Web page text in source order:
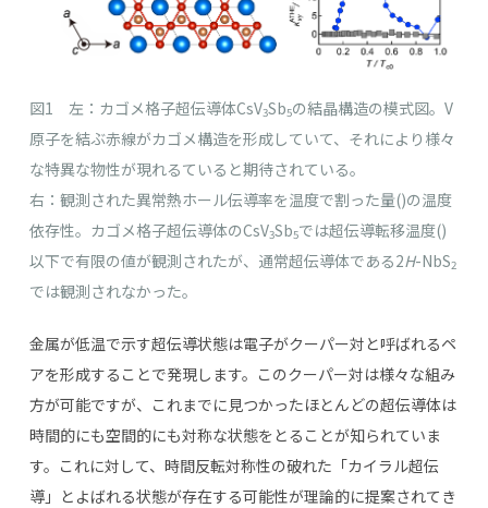
図1 左：カゴメ格子超伝導体CsV3Sb5の結晶構造の模式図。V
原子を結ぶ赤線がカゴメ構造を形成していて、それにより様々
な特異な物性が現れるていると期待されている。
右：観測された異常熱ホール伝導率を温度で割った量()の温度
依存性。カゴメ格子超伝導体のCsV3Sb5では超伝導転移温度()
以下で有限の値が観測されたが、通常超伝導体である2H-NbS2
では観測されなかった。
金属が低温で示す超伝導状態は電子がクーパー対と呼ばれるペ
アを形成することで発現します。このクーパー対は様々な組み
方が可能ですが、これまでに見つかったほとんどの超伝導体は
時間的にも空間的にも対称な状態をとることが知られていま
す。これに対して、時間反転対称性の破れた「カイラル超伝
導」とよばれる状態が存在する可能性が理論的に提案されてき